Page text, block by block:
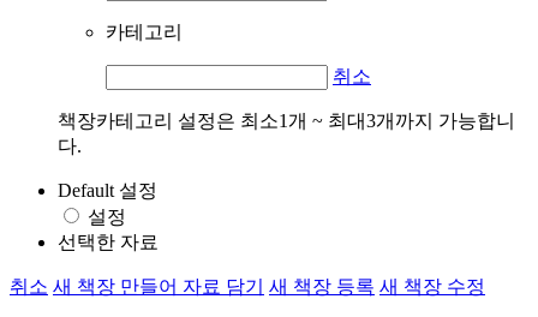
카테고리
취소
책장카테고리 설정은 최소1개 ~ 최대3개까지 가능합니
다.
Default 설정
설정
선택한 자료
취소 새 책장 만들어 자료 담기 새 책장 등록 새 책장 수정